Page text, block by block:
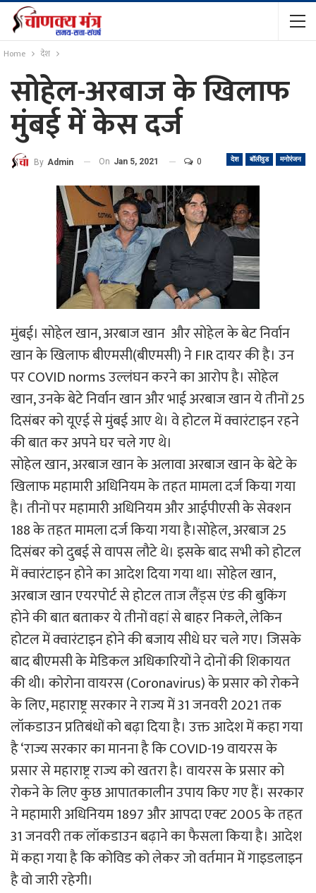
Home देश
सोहेल-अरबाज के खिलाफ
मुंबई में केस दर्ज
देश बॉलीवुड मनोरंजन
By Admin On Jan 5, 2021 0
मुंबई। सोहेल खान, अरबाज खान और सोहेल के बेट निर्वान
खान के खिलाफ बीएमसी(बीएमसी) ने FIR दायर की है। उन
पर COVID norms उल्लंघन करने का आरोप है। सोहेल
खान, उनके बेटे निर्वान खान और भाई अरबाज खान ये तीनों 25
दिसंबर को यूएई से मुंबई आए थे। वे होटल में क्वारंटाइन रहने
की बात कर अपने घर चले गए थे।
सोहेल खान, अरबाज खान के अलावा अरबाज खान के बेटे के
खिलाफ महामारी अधिनियम के तहत मामला दर्ज किया गया
है। तीनों पर महामारी अधिनियम और आईपीएसी के सेक्शन
188 के तहत मामला दर्ज किया गया है।सोहेल, अरबाज 25
दिसंबर को दुबई से वापस लौटे थे। इसके बाद सभी को होटल
में क्वारंटाइन होने का आदेश दिया गया था। सोहेल खान,
अरबाज खान एयरपोर्ट से होटल ताज लैंड्स एंड की बुकिंग
होने की बात बताकर ये तीनों वहां से बाहर निकले, लेकिन
होटल में क्वारंटाइन होने की बजाय सीधे घर चले गए। जिसके
बाद बीएमसी के मेडिकल अधिकारियों ने दोनों की शिकायत
की थी। कोरोना वायरस (Coronavirus) के प्रसार को रोकने
के लिए, महाराष्ट्र सरकार ने राज्य में 31 जनवरी 2021 तक
लॉकडाउन प्रतिबंधों को बढ़ा दिया है। उक्त आदेश में कहा गया
है ‘राज्य सरकार का मानना है कि COVID-19 वायरस के
प्रसार से महाराष्ट्र राज्य को खतरा है। वायरस के प्रसार को
रोकने के लिए कुछ आपातकालीन उपाय किए गए हैं। सरकार
ने महामारी अधिनियम 1897 और आपदा एक्ट 2005 के तहत
31 जनवरी तक लॉकडाउन बढ़ाने का फैसला किया है। आदेश
में कहा गया है कि कोविड को लेकर जो वर्तमान में गाइडलाइन
है वो जारी रहेगी।